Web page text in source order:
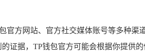
官方网站、官方社交媒体账号等多种
证据，TP钱包官方可能会根据你提供